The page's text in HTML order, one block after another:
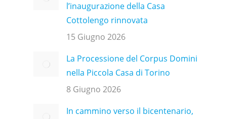
l’inaugurazione della Casa
Cottolengo rinnovata
15 Giugno 2026
La Processione del Corpus Domini
nella Piccola Casa di Torino
8 Giugno 2026
In cammino verso il bicentenario,